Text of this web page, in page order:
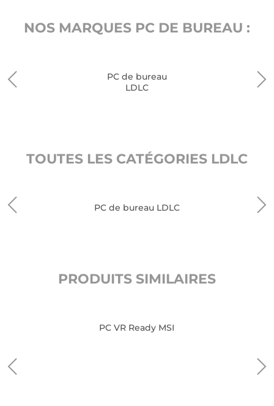
NOS MARQUES PC DE BUREAU :
PC de bureau
LDLC
TOUTES LES CATÉGORIES LDLC
PC de bureau LDLC
PRODUITS SIMILAIRES
PC VR Ready MSI